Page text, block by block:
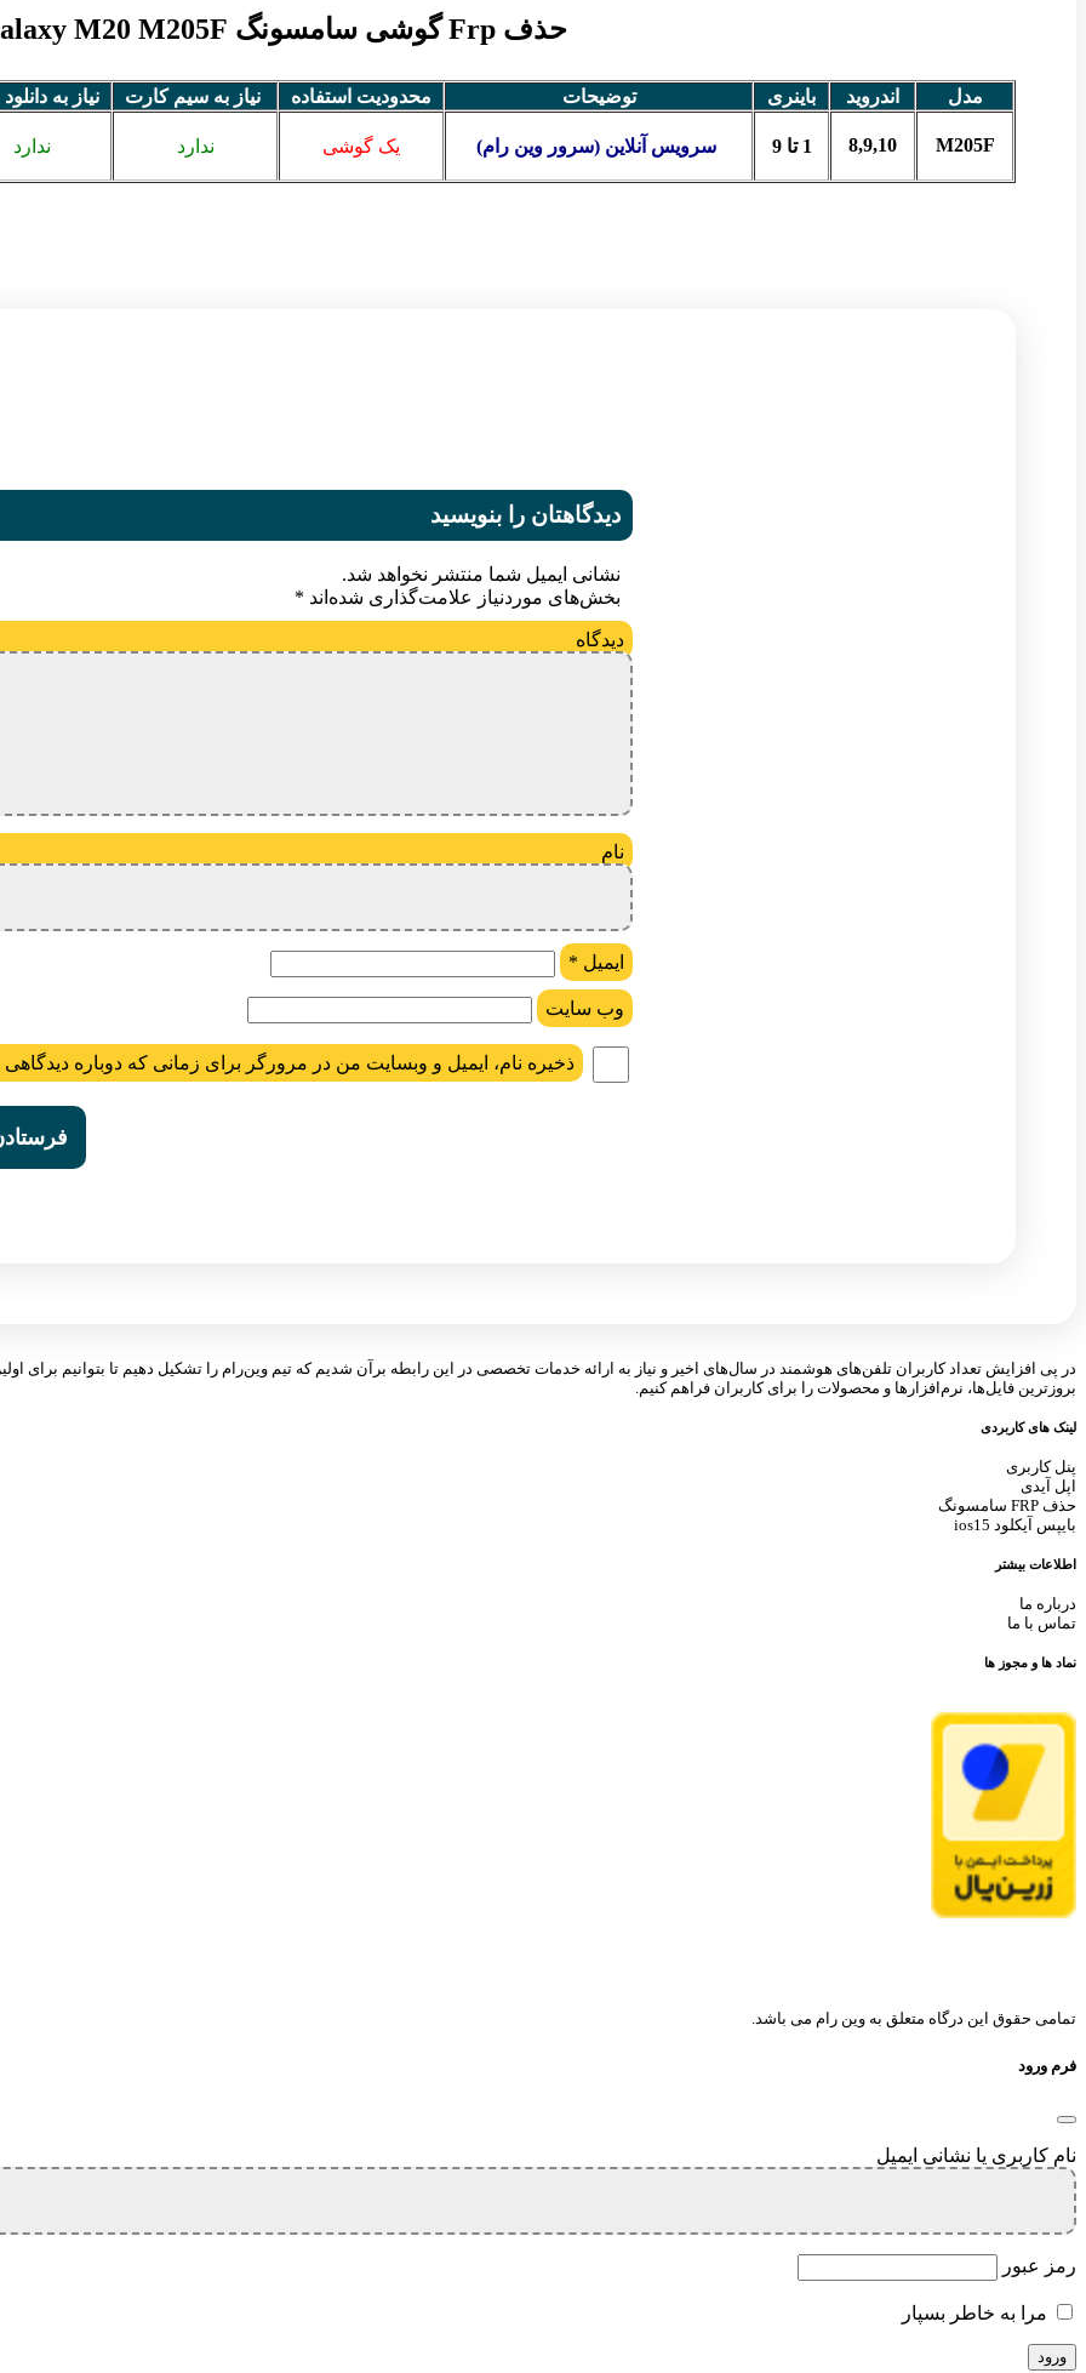
حذف Frp گوشی سامسونگ Galaxy M20 M205F
مدل اندروید باینری توضیحات محدودیت استفاده نیاز به سیم کارت نیاز به
M205F
8,9,10 1 تا 9 سرویس آنلاین (سرور وین رام) یک گوشی ندارد ندارد
دیدگاهتان را بنویسید
نشانی ایمیل شما منتشر نخواهد شد.
بخش‌های موردنیاز علامت‌گذاری شده‌اند *
ایمیل *
وب‌ سایت
ذخیره نام، ایمیل و وبسایت من در مرورگر برای زمانی که دوباره
در پی افزایش تعداد کاربران تلفن‌های هوشمند در سال‌های اخیر و نیاز به ارائه خدمات تخصصی در این رابطه برآن شدیم که تیم وین‌رام را تشکیل دهیم تا بتوانیم برای
بروزترین فایل‌ها، نرم‌افزارها و محصولات را برای کاربران فراهم کنیم.
لینک های کاربردی
پنل کاربری
اپل آیدی
حذف FRP سامسونگ
بایپس آیکلود ios15
اطلاعات بیشتر
درباره ما
تماس با ما
نماد ها و مجوز ها
تمامی حقوق این درگاه متعلق به وین رام می باشد.
فرم ورود
نام کاربری یا نشانی ایمیل
رمز عبور
مرا به خاطر بسپار